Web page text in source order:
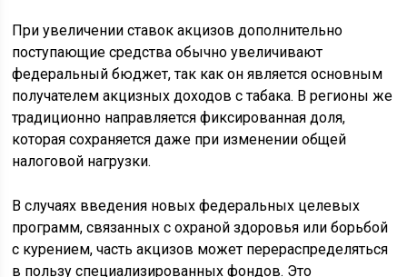
При увеличении ставок акцизов дополнительно
поступающие средства обычно увеличивают
федеральный бюджет, так как он является основным
получателем акцизных доходов с табака. В регионы же
традиционно направляется фиксированная доля,
которая сохраняется даже при изменении общей
налоговой нагрузки.
В случаях введения новых федеральных целевых
программ, связанных с охраной здоровья или борьбой
с курением, часть акцизов может перераспределяться
в пользу специализированных фондов. Это